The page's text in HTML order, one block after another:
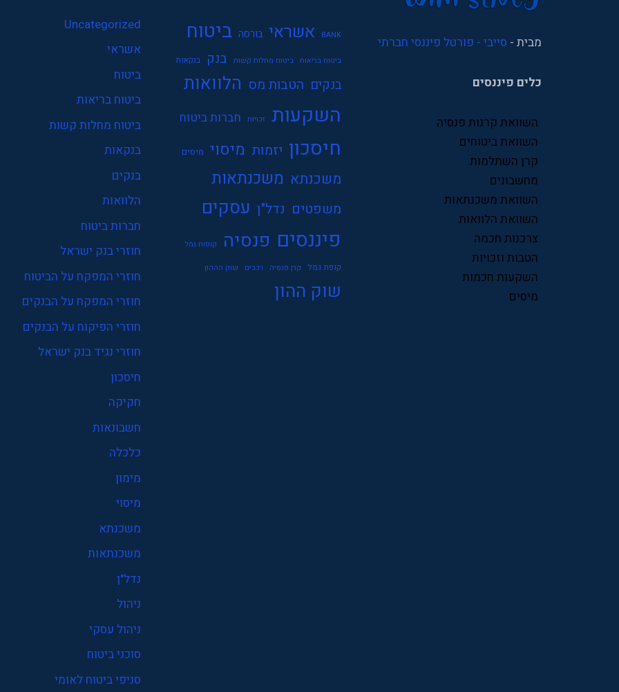
מבית - סייבי - פורטל פיננסי חברתי
כלים פיננסים
השוואת קרנות פנסיה
השוואת ביטוחים
קרן השתלמות
מחשבונים
השוואת משכנתאות
השוואת הלוואות
צרכנות חכמה
הטבות וזכויות
השקעות חכמות
מיסים
BANK אשראי בורסה ביטוח
ביטוח בריאות ביטוח מחלות קשות בנק בנקאות
בנקים הטבות מס הלוואות
השקעות זכויות חברות ביטוח
חיסכון יזמות מיסוי מיסים
משכנתא משכנתאות
משפטים נדל"ן עסקים
פיננסים פנסיה קופות גמל
קופת גמל קרן פנסיה רכבים שוק הההון
שוק ההון
Uncategorized
אשראי
ביטוח
ביטוח בריאות
ביטוח מחלות קשות
בנקאות
בנקים
הלוואות
חברות ביטוח
חוזרי בנק ישראל
חוזרי המפקח על הביטוח
חוזרי המפקח על הבנקים
חוזרי הפיקוח על הבנקים
חוזרי נגיד בנק ישראל
חיסכון
חקיקה
חשבונאות
כלכלה
מימון
מיסוי
משכנתא
משכנתאות
נדל"ן
ניהול
ניהול עסקי
סוכני ביטוח
סניפי ביטוח לאומי